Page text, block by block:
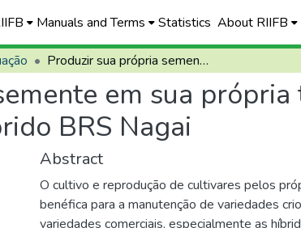
Manuals and Terms Statistics About RIIFB
Produzir sua própria semente em sua própria terra: qualidade de fruto da progênie F2 do híbrido BRS Nagai
em sua
BRS Nagai
Abstract
O cultivo e reprodução de cultivares pelos
benéfica para a manutenção de variedades
variedades comerciais, especialmente as